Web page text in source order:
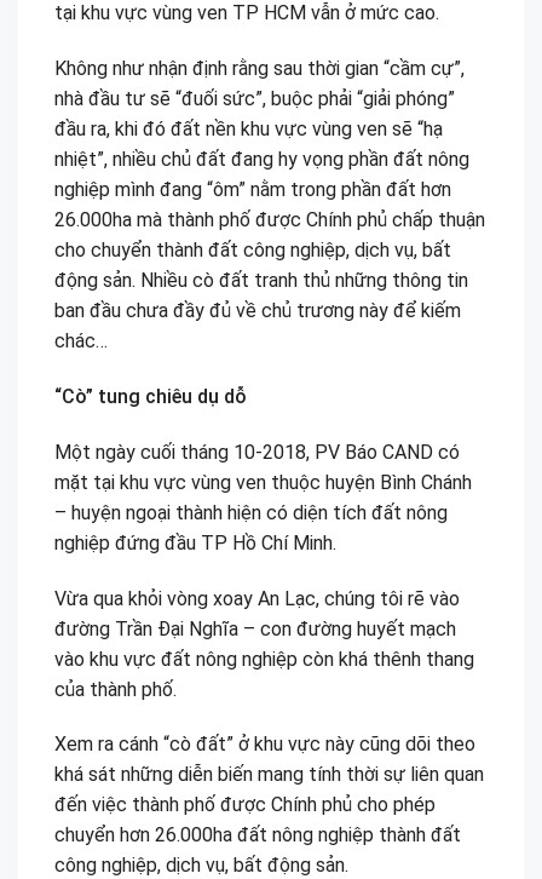
tại khu vực vùng ven TP HCM vẫn ở mức cao.
Không như nhận định rằng sau thời gian “cầm cự”,
nhà đầu tư sẽ “đuối sức”, buộc phải “giải phóng”
đầu ra, khi đó đất nền khu vực vùng ven sẽ “hạ
nhiệt”, nhiều chủ đất đang hy vọng phần đất nông
nghiệp mình đang “ôm” nằm trong phần đất hơn
26.000ha mà thành phố được Chính phủ chấp thuận
cho chuyển thành đất công nghiệp, dịch vụ, bất
động sản. Nhiều cò đất tranh thủ những thông tin
ban đầu chưa đầy đủ về chủ trương này để kiếm
chác…
“Cò” tung chiêu dụ dỗ
Một ngày cuối tháng 10-2018, PV Báo CAND có
mặt tại khu vực vùng ven thuộc huyện Bình Chánh
– huyện ngoại thành hiện có diện tích đất nông
nghiệp đứng đầu TP Hồ Chí Minh.
Vừa qua khỏi vòng xoay An Lạc, chúng tôi rẽ vào
đường Trần Đại Nghĩa – con đường huyết mạch
vào khu vực đất nông nghiệp còn khá thênh thang
của thành phố.
Xem ra cánh “cò đất” ở khu vực này cũng dõi theo
khá sát những diễn biến mang tính thời sự liên quan
đến việc thành phố được Chính phủ cho phép
chuyển hơn 26.000ha đất nông nghiệp thành đất
công nghiệp, dịch vụ, bất động sản.